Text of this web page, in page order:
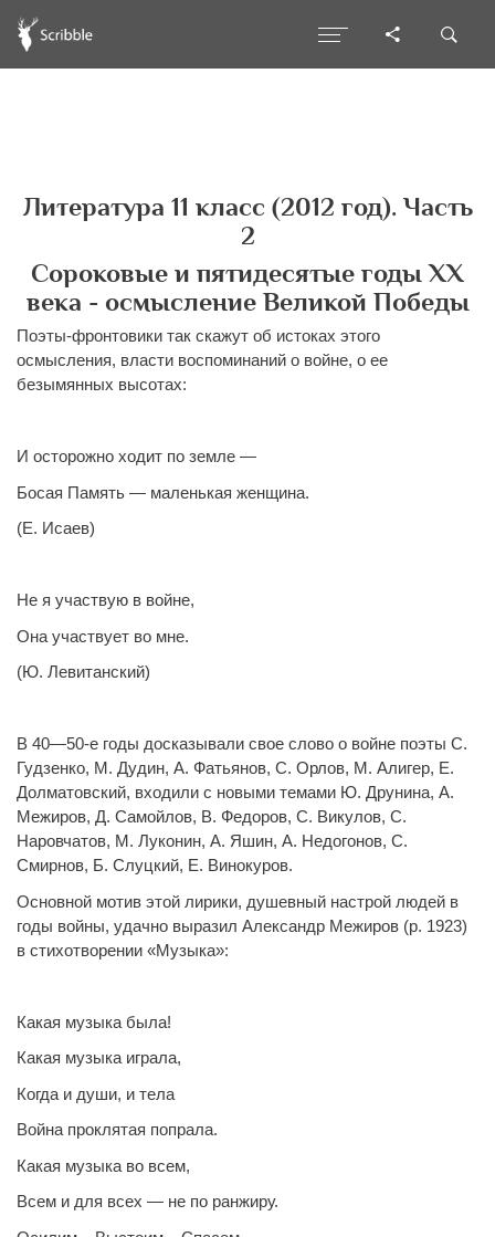
Литература 11 класс (2012 год). Часть
2
Сороковые и пятидесятые годы ХХ
века - осмысление Великой Победы
Поэты-фронтовики так скажут об истоках этого
осмысления, власти воспоминаний о войне, о ее
безымянных высотах:
И осторожно ходит по земле —
Босая Память — маленькая женщина.
(Е. Исаев)
Не я участвую в войне,
Она участвует во мне.
(Ю. Левитанский)
В 40—50-е годы досказывали свое слово о войне поэты С.
Гудзенко, М. Дудин, А. Фатьянов, С. Орлов, М. Алигер, Е.
Долматовский, входили с новыми темами Ю. Друнина, А.
Межиров, Д. Самойлов, В. Федоров, С. Викулов, С.
Наровчатов, М. Луконин, А. Яшин, А. Недогонов, С.
Смирнов, Б. Слуцкий, Е. Винокуров.
Основной мотив этой лирики, душевный настрой людей в
годы войны, удачно выразил Александр Межиров (р. 1923)
в стихотворении «Музыка»:
Какая музыка была!
Какая музыка играла,
Когда и души, и тела
Война проклятая попрала.
Какая музыка во всем,
Всем и для всех — не по ранжиру.